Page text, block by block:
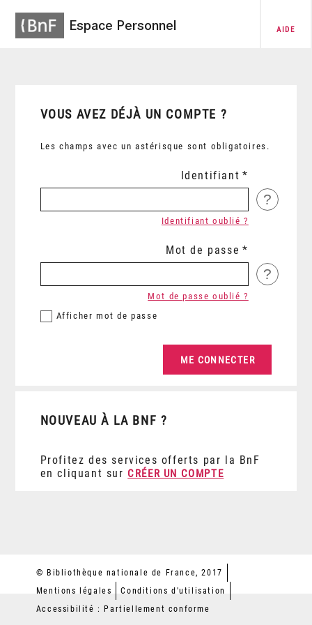
Espace Personnel AIDE
VOUS AVEZ DÉJÀ UN COMPTE ?
Les champs avec un astérisque sont obligatoires.
Identifiant
?
Identifiant oublié ?
Mot de passe
?
Afficher mot de passe
Mot de passe oublié ?
NOUVEAU À LA BNF ?
Profitez des services offerts par la BnF
en cliquant sur CRÉER UN COMPTE
© Bibliothèque nationale de France, 2017
Mentions légales
Conditions d'utilisation
Accessibilité : Partiellement conforme